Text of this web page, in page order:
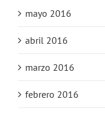
mayo 2016
abril 2016
marzo 2016
febrero 2016